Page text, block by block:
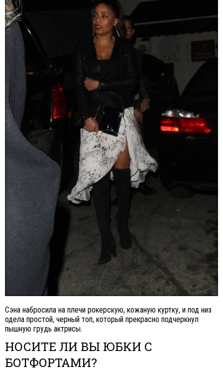
Сэна набросила на плечи рокерскую, кожаную куртку, и под низ
одела простой, черный топ, который прекрасно подчеркнул
пышную грудь актрисы.
НОСИТЕ ЛИ ВЫ ЮБКИ С
БОТФОРТАМИ?